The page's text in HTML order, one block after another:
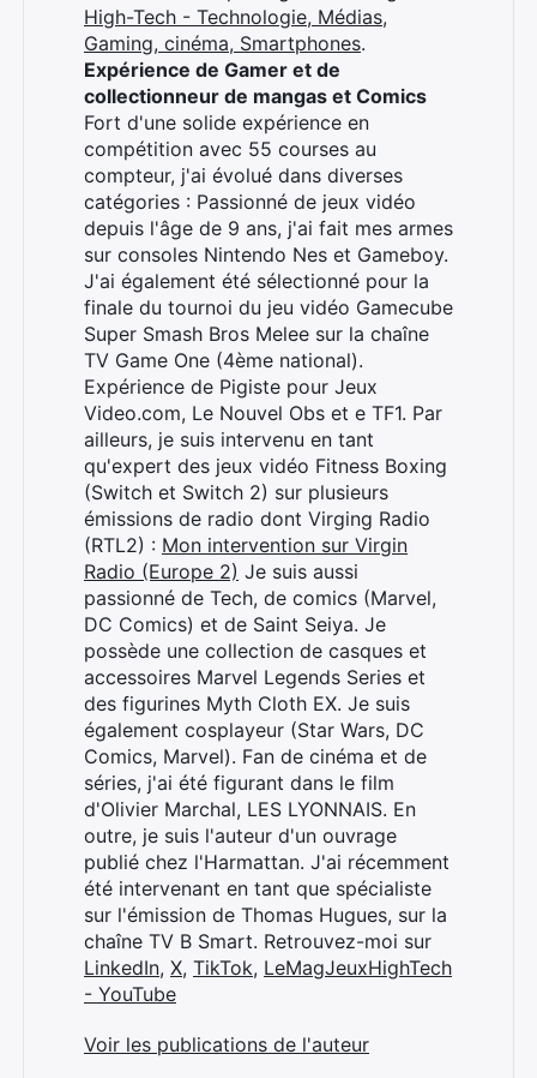
High-Tech - Technologie, Médias,
Gaming, cinéma, Smartphones.
Expérience de Gamer et de
collectionneur de mangas et Comics
Fort d'une solide expérience en
compétition avec 55 courses au
compteur, j'ai évolué dans diverses
catégories : Passionné de jeux vidéo
depuis l'âge de 9 ans, j'ai fait mes armes
sur consoles Nintendo Nes et Gameboy.
J'ai également été sélectionné pour la
finale du tournoi du jeu vidéo Gamecube
Super Smash Bros Melee sur la chaîne
TV Game One (4ème national).
Expérience de Pigiste pour Jeux
Video.com, Le Nouvel Obs et e TF1. Par
ailleurs, je suis intervenu en tant
qu'expert des jeux vidéo Fitness Boxing
(Switch et Switch 2) sur plusieurs
émissions de radio dont Virging Radio
(RTL2) : Mon intervention sur Virgin
Radio (Europe 2) Je suis aussi
passionné de Tech, de comics (Marvel,
DC Comics) et de Saint Seiya. Je
possède une collection de casques et
accessoires Marvel Legends Series et
des figurines Myth Cloth EX. Je suis
également cosplayeur (Star Wars, DC
Comics, Marvel). Fan de cinéma et de
séries, j'ai été figurant dans le film
d'Olivier Marchal, LES LYONNAIS. En
outre, je suis l'auteur d'un ouvrage
publié chez l'Harmattan. J'ai récemment
été intervenant en tant que spécialiste
sur l'émission de Thomas Hugues, sur la
chaîne TV B Smart. Retrouvez-moi sur
LinkedIn, X, TikTok, LeMagJeuxHighTech
- YouTube
Voir les publications de l'auteur
Rechercher